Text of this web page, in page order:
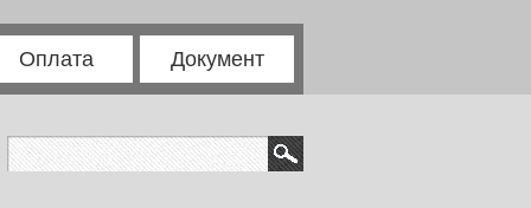
Оплата Документ